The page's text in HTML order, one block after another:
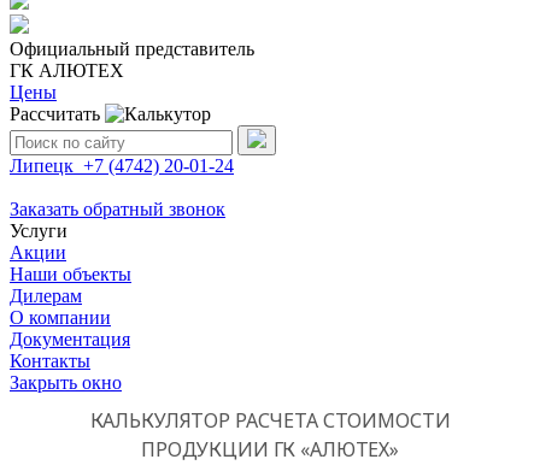
Официальный представитель
ГК АЛЮТЕХ
Цены
Рассчитать
Поиск:
Липецк +7 (4742) 20-01-24
Заказать обратный звонок
Услуги
Акции
Наши объекты
Дилерам
О компании
Документация
Контакты
Закрыть окно